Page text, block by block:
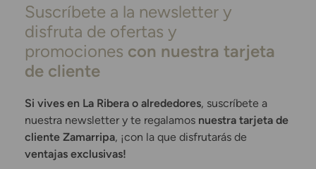
Suscríbete a la newsletter y
disfruta de ofertas y
promociones con nuestra tarjeta
de cliente
Si vives en La Ribera o alrededores, suscríbete a
nuestra newsletter y te regalamos nuestra tarjeta de
cliente Zamarripa, ¡con la que disfrutarás de
ventajas exclusivas!